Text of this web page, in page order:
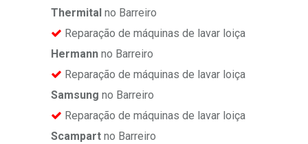
Thermital no Barreiro
Reparação de máquinas de lavar loiça
Hermann no Barreiro
Reparação de máquinas de lavar loiça
Samsung no Barreiro
Reparação de máquinas de lavar loiça
Scampart no Barreiro